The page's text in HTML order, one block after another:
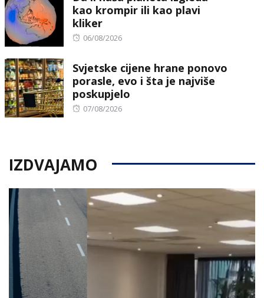
kao krompir ili kao plavi
kliker
Posted
06/08/2026
Svjetske cijene hrane ponovo
porasle, evo i šta je najviše
poskupjelo
Posted
07/08/2026
IZDVAJAMO